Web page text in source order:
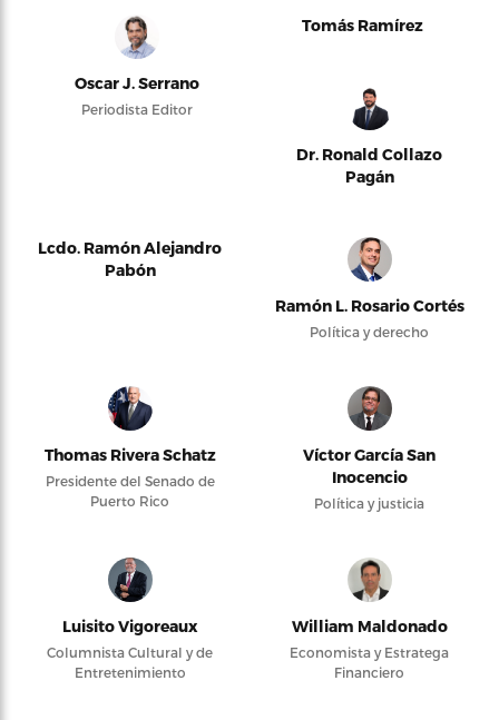
Oscar J. Serrano
Periodista Editor
Tomás Ramírez
Dr. Ronald Collazo
Pagán
Lcdo. Ramón Alejandro
Pabón
Ramón L. Rosario Cortés
Política y derecho
Thomas Rivera Schatz
Presidente del Senado de
Puerto Rico
Víctor García San
Inocencio
Política y justicia
Luisito Vigoreaux
Columnista Cultural y de
Entretenimiento
William Maldonado
Economista y Estratega
Financiero